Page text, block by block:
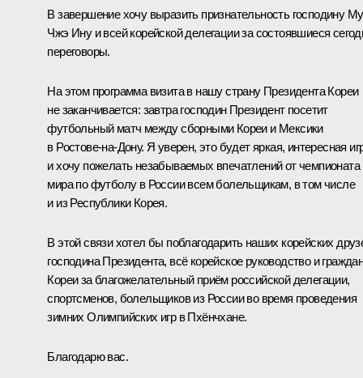
В завершение хочу выразить признательность господину
Чжэ Ину и всей корейской делегации за состоявшиеся
переговоры.
На этом программа визита в нашу страну Президента Кореи
не заканчивается: завтра господин Президент посетит
футбольный матч между сборными Кореи и Мексики
в Ростове-на-Дону. Я уверен, это будет яркая, интересная
и хочу пожелать незабываемых впечатлений от чемпионата
мира по футболу в России всем болельщикам, в том числе
и из Республики Корея.
В этой связи хотел бы поблагодарить наших корейских
господина Президента, всё корейское руководство и
Кореи за благожелательный приём российской делегации,
спортсменов, болельщиков из России во время проведения
зимних Олимпийских игр в Пхёнчхане.
Благодарю вас.